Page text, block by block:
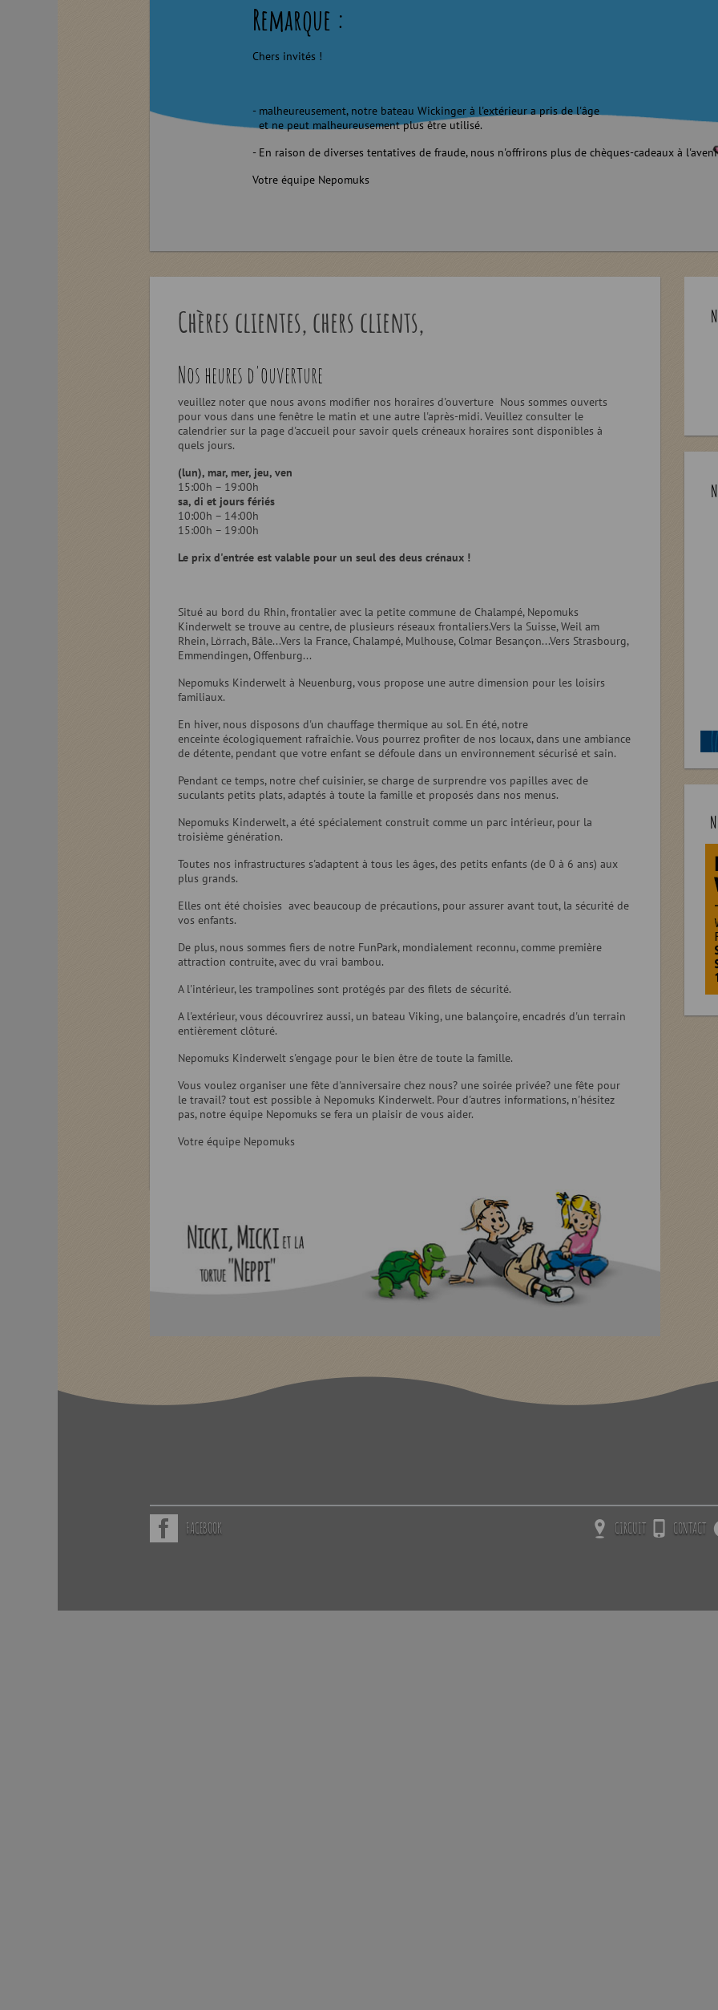
Remarque :
Chers invités !
- malheureusement, notre bateau Wickinger à l'extérieur a pris de l'âge
et ne peut malheureusement plus être utilisé.
- En raison de diverses tentatives de fraude, nous n'offrirons plus de chèques-cadeaux à
Votre équipe Nepomuks
Chères clientes, chers clients,
Nos heures d'ouverture
veuillez noter que nous avons modifier nos horaires d'ouverture Nous sommes ouverts
pour vous dans une fenêtre le matin et une autre l'après-midi. Veuillez consulter le
calendrier sur la page d'accueil pour savoir quels créneaux horaires sont disponibles à
quels jours.
(lun), mar, mer, jeu, ven
15:00h – 19:00h
sa, di et jours fériés
10:00h – 14:00h
15:00h – 19:00h
Le prix d'entrée est valable pour un seul des deus crénaux !
Situé au bord du Rhin, frontalier avec la petite commune de Chalampé, Nepomuks
Kinderwelt se trouve au centre, de plusieurs réseaux frontaliers.Vers la Suisse, Weil am
Rhein, Lörrach, Bâle...Vers la France, Chalampé, Mulhouse, Colmar Besançon...Vers Strasbourg,
Emmendingen, Offenburg...
Nepomuks Kinderwelt à Neuenburg, vous propose une autre dimension pour les loisirs
familiaux.
En hiver, nous disposons d'un chauffage thermique au sol. En été, notre
enceinte écologiquement rafraîchie. Vous pourrez profiter de nos locaux, dans une ambiance
de détente, pendant que votre enfant se défoule dans un environnement sécurisé et sain.
Pendant ce temps, notre chef cuisinier, se charge de surprendre vos papilles avec de
suculants petits plats, adaptés à toute la famille et proposés dans nos menus.
Nepomuks Kinderwelt, a été spécialement construit comme un parc intérieur, pour la
troisième génération.
Toutes nos infrastructures s'adaptent à tous les âges, des petits enfants (de 0 à 6 ans) aux
plus grands.
Elles ont été choisies avec beaucoup de précautions, pour assurer avant tout, la sécurité de
vos enfants.
De plus, nous sommes fiers de notre FunPark, mondialement reconnu, comme première
attraction contruite, avec du vrai bambou.
A l'intérieur, les trampolines sont protégés par des filets de sécurité.
A l'extérieur, vous découvrirez aussi, un bateau Viking, une balançoire, encadrés d'un terrain
entièrement clôturé.
Nepomuks Kinderwelt s'engage pour le bien être de toute la famille.
Vous voulez organiser une fête d'anniversaire chez nous? une soirée privée? une fête pour
le travail? tout est possible à Nepomuks Kinderwelt. Pour d'autres informations, n'hésitez
pas, notre équipe Nepomuks se fera un plaisir de vous aider.
Votre équipe Nepomuks
FACEBOOK CIRCUIT CONTACT